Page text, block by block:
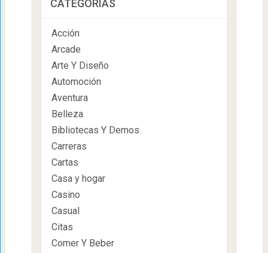
CATEGORÍAS
Acción
Arcade
Arte Y Diseño
Automoción
Aventura
Belleza
Bibliotecas Y Demos
Carreras
Cartas
Casa y hogar
Casino
Casual
Citas
Comer Y Beber